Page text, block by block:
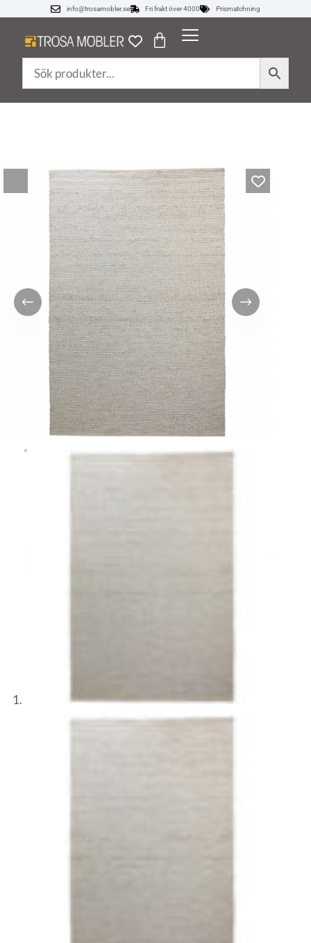
info@trosamobler.se Fri frakt över 4000 Prismatchning